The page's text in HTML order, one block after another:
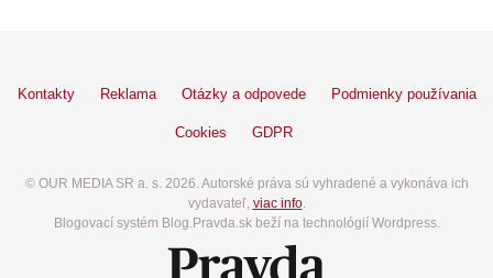
Kontakty Reklama Otázky a odpovede Podmienky používania
Cookies GDPR
© OUR MEDIA SR a. s. 2026. Autorské práva sú vyhradené a vykonáva ich
vydavateľ, viac info.
Blogovací systém Blog.Pravda.sk beží na technológií Wordpress.